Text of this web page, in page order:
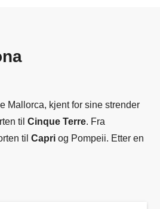
Mallorca, kjent for sine strender
til Cinque Terre. Fra
til Capri og Pompeii. Etter en